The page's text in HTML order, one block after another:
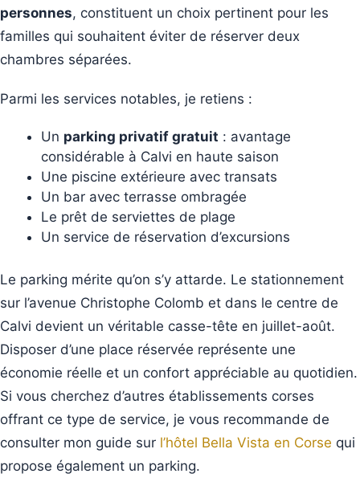
personnes, constituent un choix pertinent pour les
familles qui souhaitent éviter de réserver deux
chambres séparées.
Parmi les services notables, je retiens :
Un parking privatif gratuit : avantage
considérable à Calvi en haute saison
Une piscine extérieure avec transats
Un bar avec terrasse ombragée
Le prêt de serviettes de plage
Un service de réservation d’excursions
Le parking mérite qu’on s’y attarde. Le stationnement
sur l’avenue Christophe Colomb et dans le centre de
Calvi devient un véritable casse-tête en juillet-août.
Disposer d’une place réservée représente une
économie réelle et un confort appréciable au quotidien.
Si vous cherchez d’autres établissements corses
offrant ce type de service, je vous recommande de
consulter mon guide sur l’hôtel Bella Vista en Corse qui
propose également un parking.